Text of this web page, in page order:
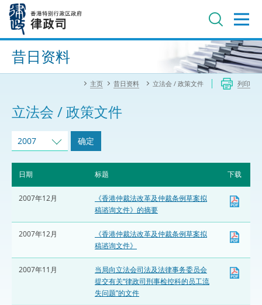
内
进阶搜寻
昔日资料
主页 昔日资料 立法会 / 政策文件 列印
立法会 / 政策文件
2007 确定
日期 标题 下载
2007年12月
《香港仲裁法改革及仲裁条例草案拟
稿谘询文件》的摘要
2007年12月
《香港仲裁法改革及仲裁条例草案拟
稿谘询文件》
2007年11月
当局向立法会司法及法律事务委员会
提交有关“律政司刑事检控科的员工流
失问题”的文件